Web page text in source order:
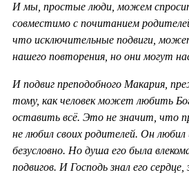
И мы, простые люди, можем
совместимо с почитанием
что исключительные подвиги,
нашего повторения, но они могут
И подвиг преподобного Макария,
тому, как человек может любить
оставить всё. Это не значит, что
не любил своих родителей. Он любил
безусловно. Но душа его была
подвигов. И Господь знал его